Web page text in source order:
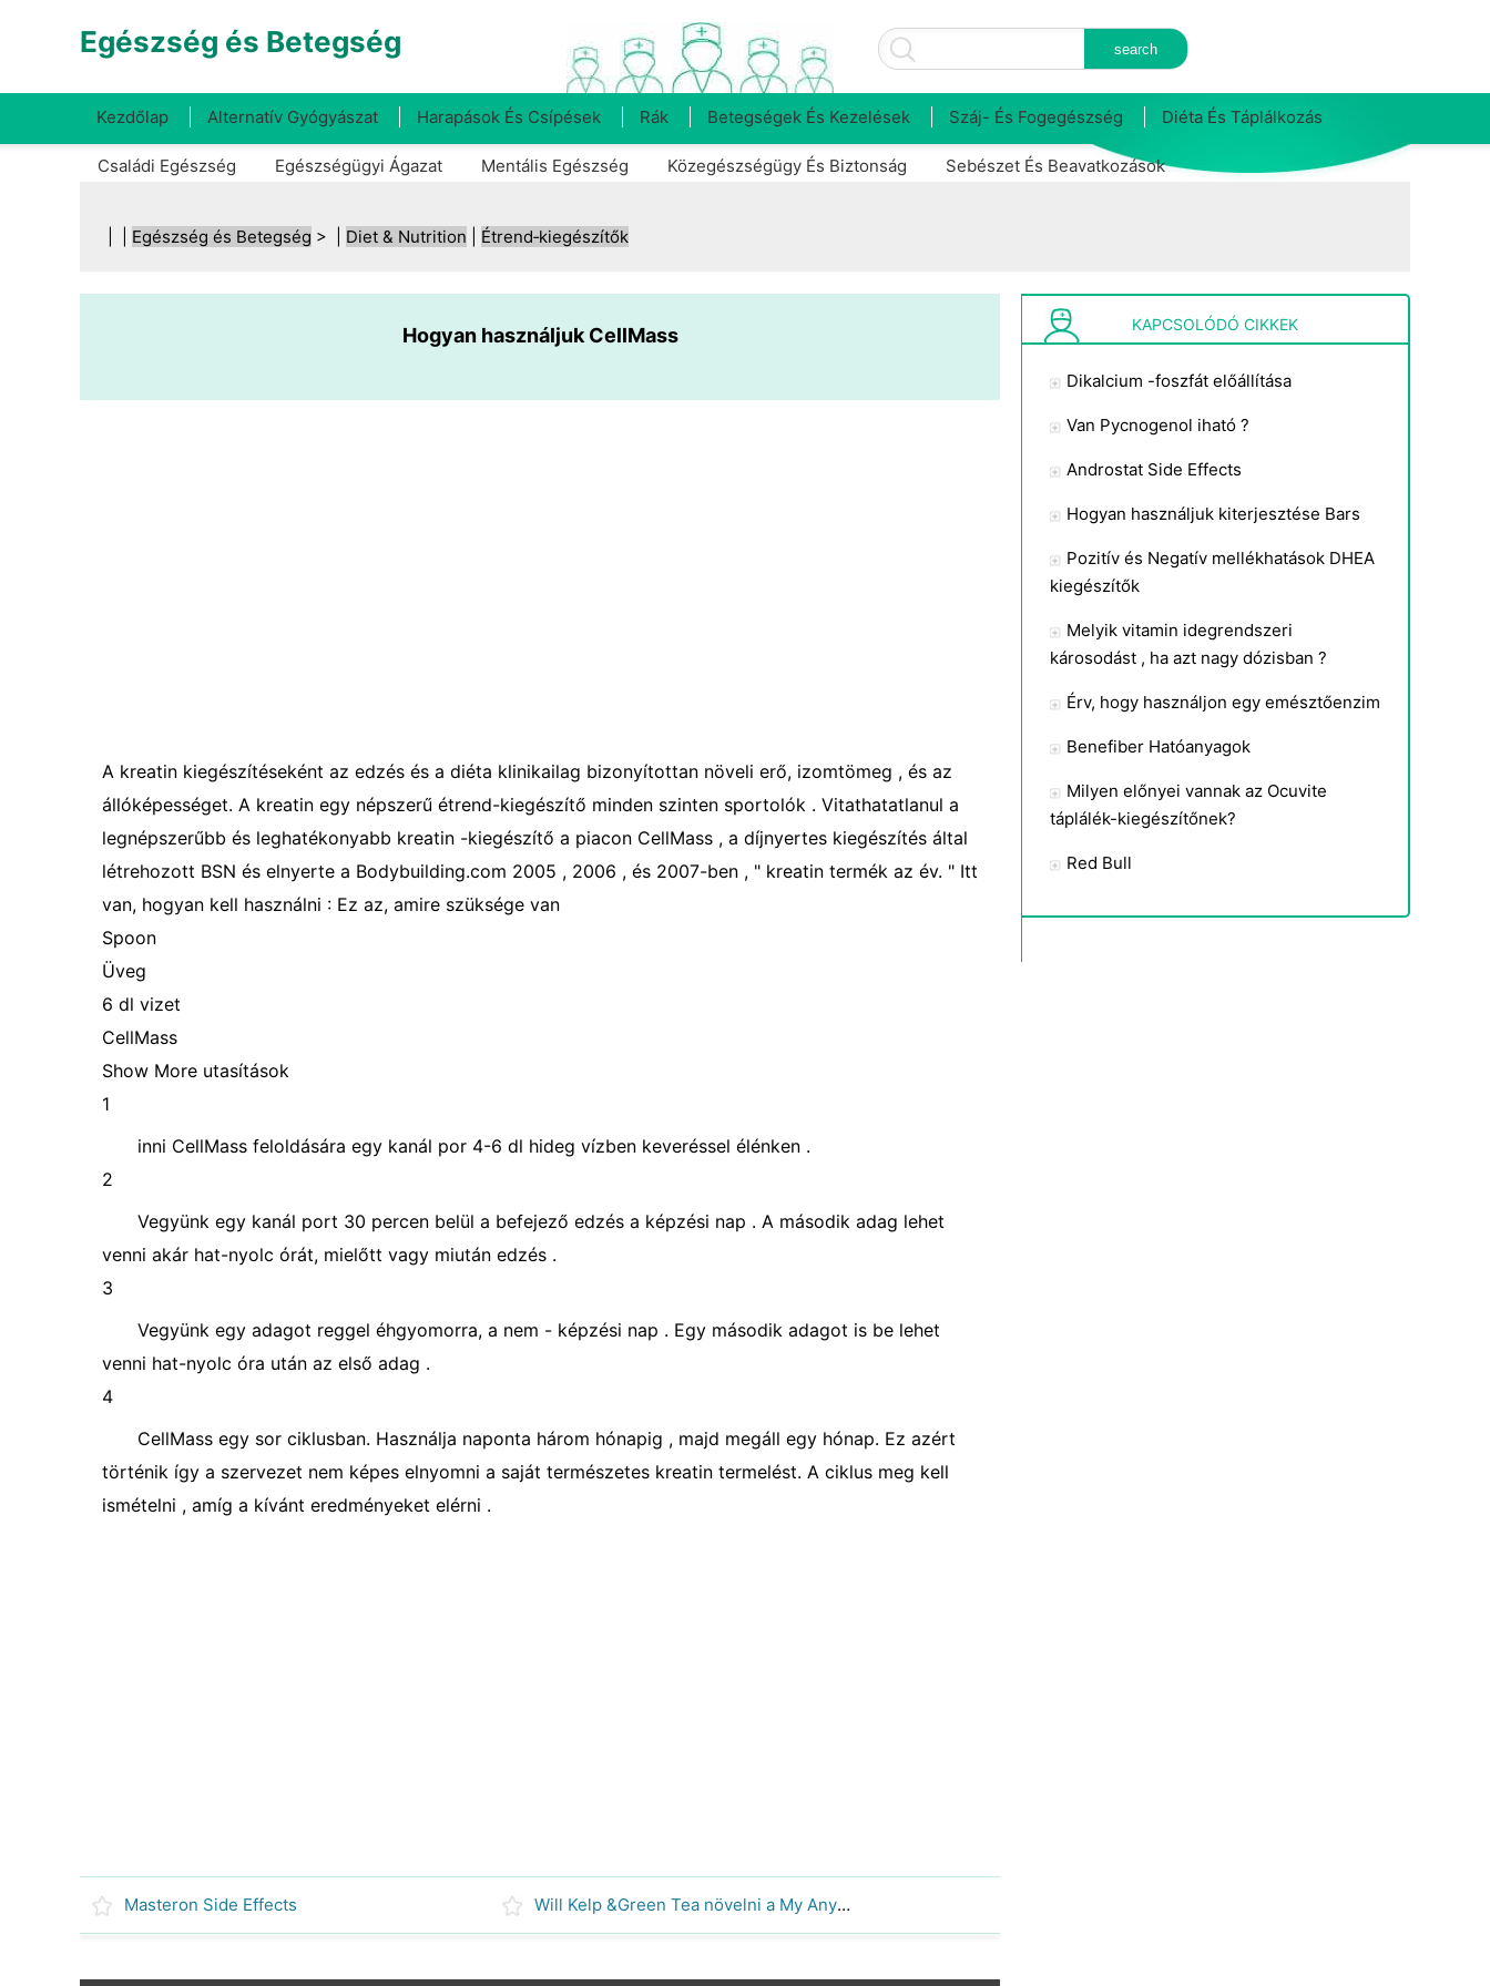
Egészség és Betegség
Kezdőlap Alternatív Gyógyászat Harapások És Csípések Rák Betegségek És Kezelések Száj- És Fogegészség Diéta És Táplálkozás
Családi Egészség Egészségügyi Ágazat Mentális Egészség Közegészségügy És Biztonság Sebészet És Beavatkozások
Egészség és Betegség > | Diet & Nutrition Étrend‑kiegészítők
Hogyan használjuk CellMass
A kreatin kiegészítéseként az edzés és a diéta klinikailag bizonyítottan növeli erő, izomtömeg , és az
állóképességet. A kreatin egy népszerű étrend-kiegészítő minden szinten sportolók . Vitathatatlanul a
legnépszerűbb és leghatékonyabb kreatin -kiegészítő a piacon CellMass , a díjnyertes kiegészítés által
létrehozott BSN és elnyerte a Bodybuilding.com 2005 , 2006 , és 2007-ben , " kreatin termék az év. " Itt
van, hogyan kell használni : Ez az, amire szüksége van
Spoon
Üveg
6 dl vizet
CellMass
Show More utasítások
1
inni CellMass feloldására egy kanál por 4-6 dl hideg vízben keveréssel élénken .
2
Vegyünk egy kanál port 30 percen belül a befejező edzés a képzési nap . A második adag lehet
venni akár hat-nyolc órát, mielőtt vagy miután edzés .
3
Vegyünk egy adagot reggel éhgyomorra, a nem - képzési nap . Egy második adagot is be lehet
venni hat-nyolc óra után az első adag .
4
CellMass egy sor ciklusban. Használja naponta három hónapig , majd megáll egy hónap. Ez azért
történik így a szervezet nem képes elnyomni a saját természetes kreatin termelést. A ciklus meg kell
ismételni , amíg a kívánt eredményeket elérni .
Masteron Side Effects Will Kelp &Green Tea növelni a My Anyagcsere ?
KAPCSOLÓDÓ CIKKEK
Dikalcium -foszfát előállítása
Van Pycnogenol iható ?
Androstat Side Effects
Hogyan használjuk kiterjesztése Bars
Pozitív és Negatív mellékhatások DHEA
kiegészítők
Melyik vitamin idegrendszeri
károsodást , ha azt nagy dózisban ?
Érv, hogy használjon egy emésztőenzim
Benefiber Hatóanyagok
Milyen előnyei vannak az Ocuvite
táplálék-kiegészítőnek?
Red Bull